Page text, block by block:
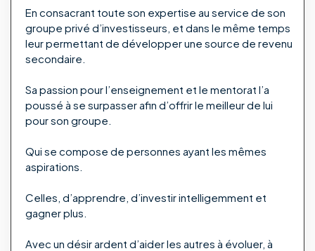
En consacrant toute son expertise au service de son
groupe privé d’investisseurs, et dans le même temps
leur permettant de développer une source de revenu
secondaire.
Sa passion pour l’enseignement et le mentorat l’a
poussé à se surpasser afin d’offrir le meilleur de lui
pour son groupe.
Qui se compose de personnes ayant les mêmes
aspirations.
Celles, d’apprendre, d’investir intelligemment et
gagner plus.
Avec un désir ardent d’aider les autres à évoluer, à